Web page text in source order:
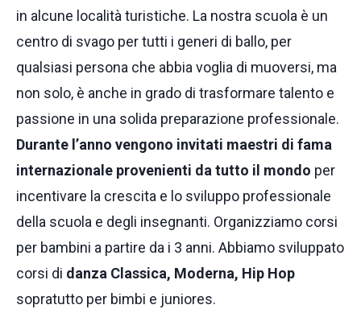
in alcune località turistiche. La nostra scuola è un
centro di svago per tutti i generi di ballo, per
qualsiasi persona che abbia voglia di muoversi, ma
non solo, è anche in grado di trasformare talento e
passione in una solida preparazione professionale.
Durante l’anno vengono invitati maestri di fama
internazionale provenienti da tutto il mondo per
incentivare la crescita e lo sviluppo professionale
della scuola e degli insegnanti. Organizziamo corsi
per bambini a partire da i 3 anni. Abbiamo sviluppato
corsi di danza Classica, Moderna, Hip Hop
sopratutto per bimbi e juniores.